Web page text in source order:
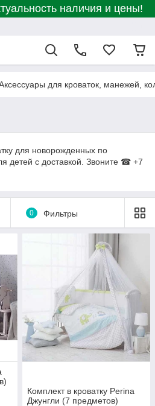
наличия и цены!
для кроваток, манежей,
для новорожденных по
детей с доставкой. Звоните ☎ +7
0 Фильтры
Комплект в кроватку Perina
Джунгли (7 предметов)